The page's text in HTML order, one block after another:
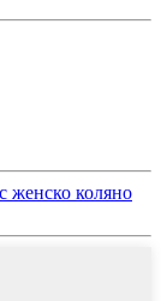
женско коляно